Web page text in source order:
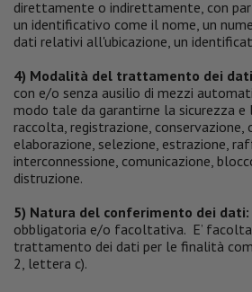
direttamente o indirettamente, con
un identificativo come il nome, un
dati relativi all'ubicazione, un
4) Modalità del trattamento dei
con e/o senza ausilio di mezzi
modo tale da garantirne la sicurezza e
raccolta, registrazione, conservazione,
elaborazione, selezione, estrazione,
interconnessione, comunicazione,
distruzione.
5) Natura del conferimento dei dati:
obbligatoria e/o facoltativa. E’
trattamento dei dati per le finalità
2, lettera c).